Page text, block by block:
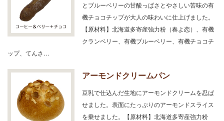
とブルーベリーの甘酸っぱさとやさしい苦味の有
機チョコチップが大人の味わいに仕上げました。
【原材料】北海道多寄産強力粉（春よ恋）、有機
クランベリー、有機ブルーベリー、有機チョコチ
ップ、てんさ…
アーモンドクリームパン
豆乳で仕込んだ生地にアーモンドクリームを忍ば
せました。表面にたっぷりのアーモンドスライス
を乗せました。【原材料】北海道多寄産強力粉